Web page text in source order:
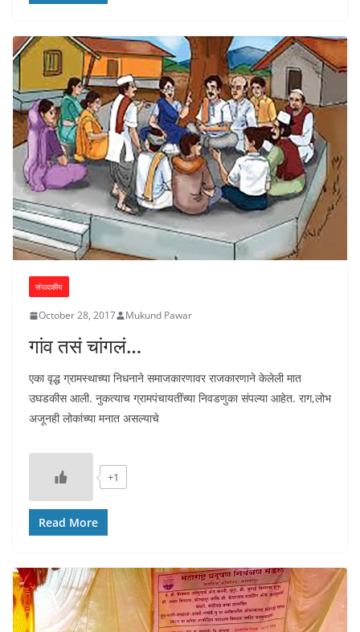
संपादकीय
October 28, 2017 Mukund Pawar
गांव तसं चांगलं…
एका वृद्ध ग्रामस्थाच्या निधनाने समाजकारणावर राजकारणाने केलेली मात
उघडकीस आली. नुकत्याच ग्रामपंचायतींच्या निवडणुका संपल्या आहेत. राग,लोभ
अजूनही लोकांच्या मनात असल्याचे
+1
Read More